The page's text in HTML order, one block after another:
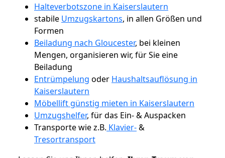
Halteverbotszone in Kaiserslautern
stabile Umzugskartons, in allen Größen und
Formen
Beiladung nach Gloucester, bei kleinen
Mengen, organisieren wir, für Sie eine
Beiladung
Entrümpelung oder Haushaltsauflösung in
Kaiserslautern
Möbellift günstig mieten in Kaiserslautern
Umzugshelfer, für das Ein- & Auspacken
Transporte wie z.B. Klavier-&
Tresortransport